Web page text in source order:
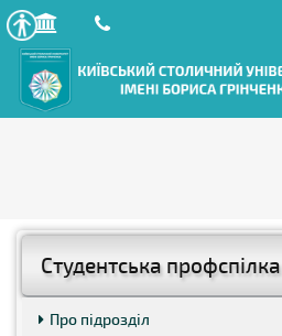
Студентська профспілка
Про підрозділ